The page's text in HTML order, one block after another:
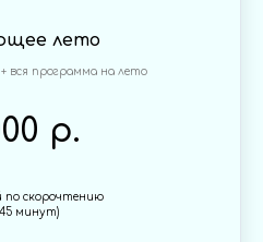
лето
вся программа на лето
р.
по скорочтению
минут)